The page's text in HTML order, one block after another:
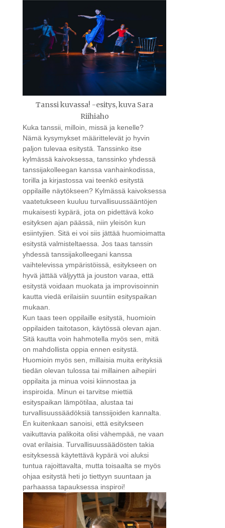
Tanssi kuvassa! -esitys, kuva Sara
Riihiaho
Kuka tanssii, milloin, missä ja kenelle?
Nämä kysymykset määrittelevät jo hyvin
paljon tulevaa esitystä. Tanssinko itse
kylmässä kaivoksessa, tanssinko yhdessä
tanssijakolleegan kanssa vanhainkodissa,
torilla ja kirjastossa vai teenkö esitystä
oppilaille näytökseen? Kylmässä kaivoksessa
vaatetukseen kuuluu turvallisuussääntöjen
mukaisesti kypärä, jota on pidettävä koko
esityksen ajan päässä, niin yleisön kun
esiintyjien. Sitä ei voi siis jättää huomioimatta
esitystä valmisteltaessa. Jos taas tanssin
yhdessä tanssijakolleegani kanssa
vaihtelevissa ympäristöissä, esitykseen on
hyvä jättää väljyyttä ja jouston varaa, että
esitystä voidaan muokata ja improvisoinnin
kautta viedä erilaisiin suuntiin esityspaikan
mukaan.
Kun taas teen oppilaille esitystä, huomioin
oppilaiden taitotason, käytössä olevan ajan.
Sitä kautta voin hahmotella myös sen, mitä
on mahdollista oppia ennen esitystä.
Huomioin myös sen, millaisia muita erityksiä
tiedän olevan tulossa tai millainen aihepiiri
oppilaita ja minua voisi kiinnostaa ja
inspiroida. Minun ei tarvitse miettiä
esityspaikan lämpötilaa, alustaa tai
turvallisuussäädöksiä tanssijoiden kannalta.
En kuitenkaan sanoisi, että esitykseen
vaikuttavia palikoita olisi vähempää, ne vaan
ovat erilaisia. Turvallisuussäädösten takia
esityksessä käytettävä kypärä voi aluksi
tuntua rajoittavalta, mutta toisaalta se myös
ohjaa esitystä heti jo tiettyyn suuntaan ja
parhaassa tapauksessa inspiroi!